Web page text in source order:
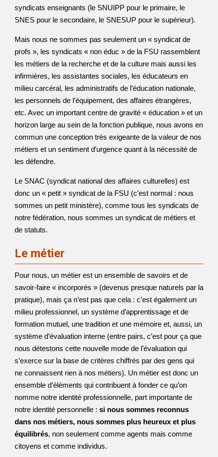
syndicats enseignants (le SNUIPP pour le primaire, le
SNES pour le secondaire, le SNESUP pour le supérieur).
Mais nous ne sommes pas seulement un « syndicat de
profs », les syndicats « non éduc » de la FSU rassemblent
les métiers de la recherche et de la culture mais aussi les
infirmières, les assistantes sociales, les éducateurs en
milieu carcéral, les administratifs de l’éducation nationale,
les personnels de l’équipement, des affaires étrangères,
etc. Avec un important centre de gravité « éducation » et un
horizon large au sein de la fonction publique, nous avons en
commun une conception très exigeante de la valeur de nos
métiers et un sentiment d’urgence quant à la nécessité de
les défendre.
Le SNAC (syndicat national des affaires culturelles) est
donc un « petit » syndicat de la FSU (c’est normal : nous
sommes un petit ministère), comme tous les syndicats de
notre fédération, nous sommes un syndicat de métiers et
de statuts.
Le métier
Pour nous, un métier est un ensemble de savoirs et de
savoir-faire « incorporés » (devenus presque naturels par la
pratique), mais ça n’est pas que cela : c’est également un
milieu professionnel, un système d’apprentissage et de
formation mutuel, une tradition et une mémoire et, aussi, un
système d’évaluation interne (entre pairs, c’est pour ça que
nous détestons cette nouvelle mode de l’évaluation qui
s’exerce sur la base de critères chiffrés par des gens qui
ne connaissent rien à nos métiers). Un métier est donc un
ensemble d’éléments qui contribuent à fonder ce qu’on
nomme notre identité professionnelle, part importante de
notre identité personnelle : si nous sommes reconnus
dans nos métiers, nous sommes plus heureux et plus
équilibrés, non seulement comme agents mais comme
citoyens et comme individus.